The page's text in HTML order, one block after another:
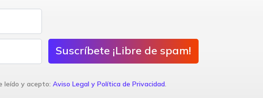
Suscríbete ¡Libre de spam!
leído y acepto: Aviso Legal y Política de Privacidad.